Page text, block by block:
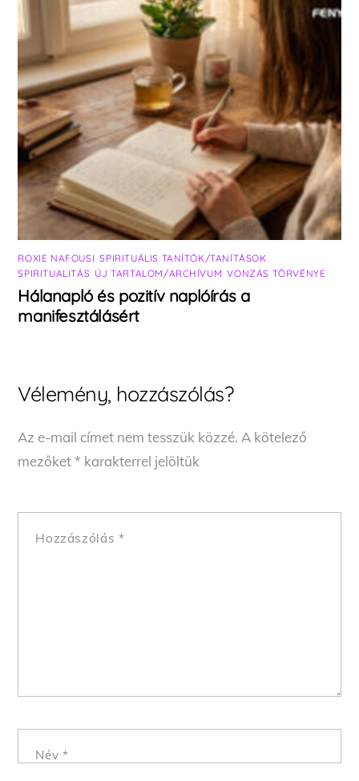
ROXIE NAFOUSI ,SPIRITUÁLIS TANÍTÓK/TANÍTÁSOK
SPIRITUALITÁS ÚJ TARTALOM/ARCHÍVUM ,VONZÁS TÖRVÉNYE
Hálanapló és pozitív naplóírás a
manifesztálásért
Vélemény, hozzászólás?
Az e-mail címet nem tesszük közzé. A kötelező
mezőket* karakterrel jelöltük
Hozzászólás *
Név *